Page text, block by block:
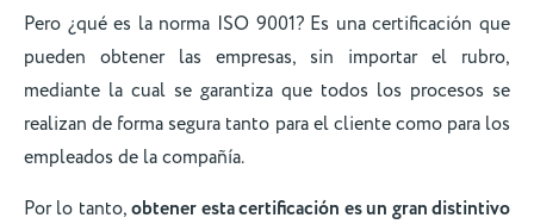
Pero ¿qué es la norma ISO 9001? Es una certificación que
pueden obtener las empresas, sin importar el rubro,
mediante la cual se garantiza que todos los procesos se
realizan de forma segura tanto para el cliente como para los
empleados de la compañía.
Por lo tanto,obtener esta certificación es un gran distintivo